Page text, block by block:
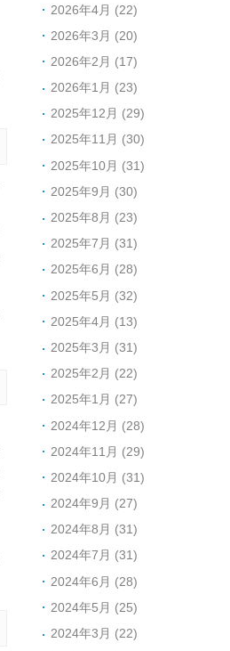
2026年4月 (22)
2026年3月 (20)
2026年2月 (17)
2026年1月 (23)
2025年12月 (29)
2025年11月 (30)
2025年10月 (31)
2025年9月 (30)
2025年8月 (23)
2025年7月 (31)
2025年6月 (28)
2025年5月 (32)
2025年4月 (13)
2025年3月 (31)
2025年2月 (22)
2025年1月 (27)
2024年12月 (28)
2024年11月 (29)
2024年10月 (31)
2024年9月 (27)
2024年8月 (31)
2024年7月 (31)
2024年6月 (28)
2024年5月 (25)
2024年3月 (22)